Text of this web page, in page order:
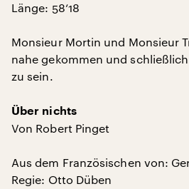
Länge: 58‘18
Monsieur Mortin und Monsieur
nahe gekommen und
zu sein.
Über nichts
Von Robert Pinget
Aus dem Französischen von:
Regie: Otto Düben